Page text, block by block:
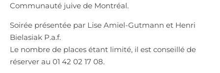
Communauté juive de Montréal.
Soirée présentée par Lise Amiel-Gutmann et Henri
Bielasiak P.a.f.
Le nombre de places étant limité, il est conseillé de
réserver au 01 42 02 17 08.